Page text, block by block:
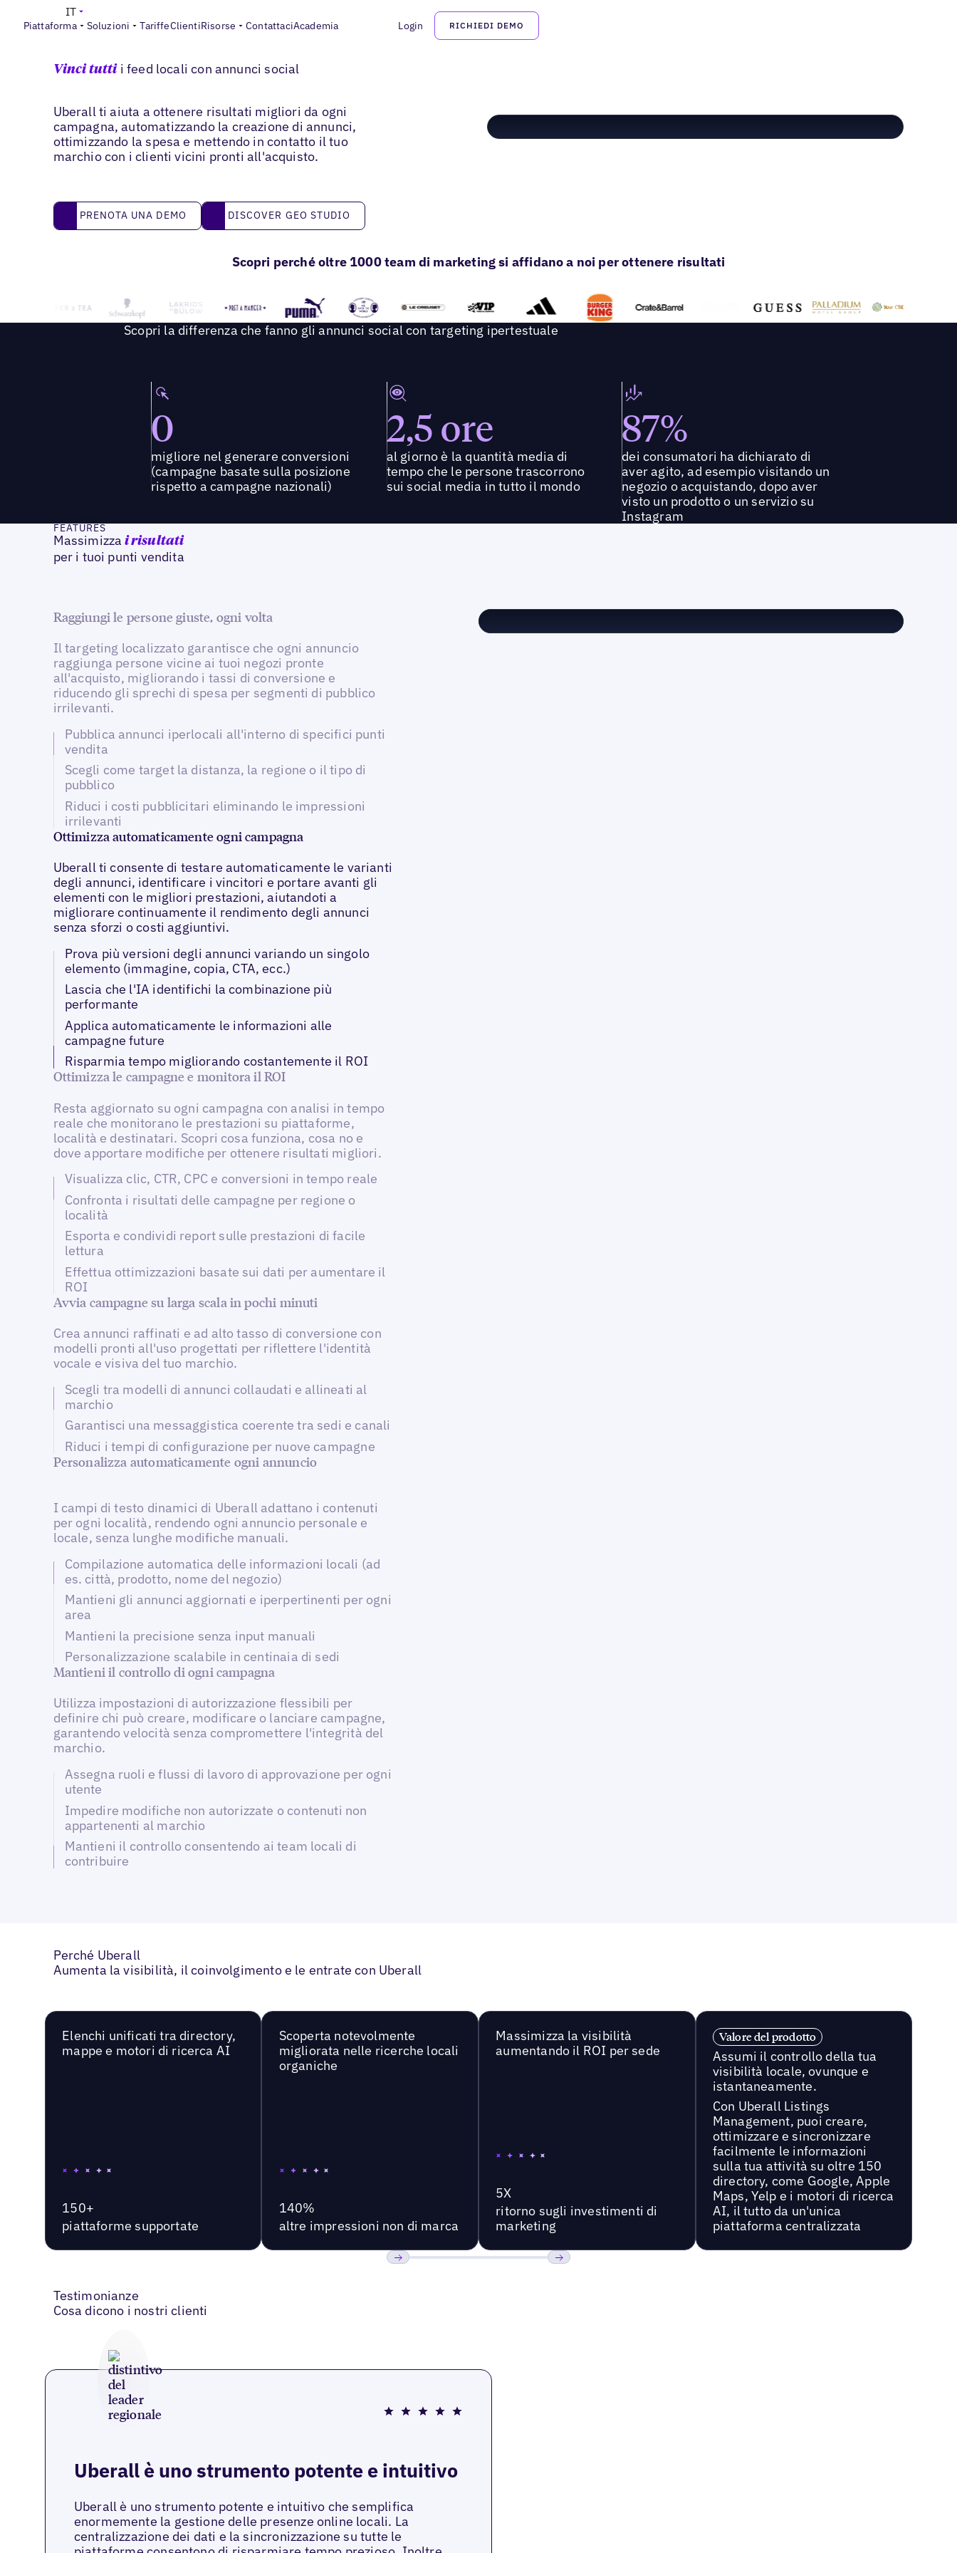
Piattaforma Soluzioni TariffeClientiRisorse ContattaciAcademia Login RICHIEDI DEMO
IT
Pubblicitá sui social
Vinci tuttii feed locali con annunci social
Uberall ti aiuta a ottenere risultati migliori da ogni
campagna, automatizzando la creazione di annunci,
ottimizzando la spesa e mettendo in contatto il tuo
marchio con i clienti vicini pronti all'acquisto.
Prenota una demo
PRENOTA UNA DEMO Discover GEO Studio
DISCOVER GEO STUDIO
Scopri perché oltre 1000 team di marketing si affidano a noi per ottenere risultati
Scopri la differenza che fanno gli annunci social con targeting ipertestuale
0
migliore nel generare conversioni
(campagne basate sulla posizione
rispetto a campagne nazionali)
2,5 ore
al giorno è la quantità media di
tempo che le persone trascorrono
sui social media in tutto il mondo
87%
dei consumatori ha dichiarato di
aver agito, ad esempio visitando un
negozio o acquistando, dopo aver
visto un prodotto o un servizio su
Instagram
FEATURES
Massimizza i risultati
per i tuoi punti vendita
Raggiungi le persone giuste, ogni volta
Il targeting localizzato garantisce che ogni annuncio
raggiunga persone vicine ai tuoi negozi pronte
all'acquisto, migliorando i tassi di conversione e
riducendo gli sprechi di spesa per segmenti di pubblico
irrilevanti.
Pubblica annunci iperlocali all'interno di specifici punti
vendita
Scegli come target la distanza, la regione o il tipo di
pubblico
Riduci i costi pubblicitari eliminando le impressioni
irrilevanti
Ottimizza automaticamente ogni campagna
Uberall ti consente di testare automaticamente le varianti
degli annunci, identificare i vincitori e portare avanti gli
elementi con le migliori prestazioni, aiutandoti a
migliorare continuamente il rendimento degli annunci
senza sforzi o costi aggiuntivi.
Prova più versioni degli annunci variando un singolo
elemento (immagine, copia, CTA, ecc.)
Lascia che l'IA identifichi la combinazione più
performante
Applica automaticamente le informazioni alle
campagne future
Risparmia tempo migliorando costantemente il ROI
Ottimizza le campagne e monitora il ROI
Resta aggiornato su ogni campagna con analisi in tempo
reale che monitorano le prestazioni su piattaforme,
località e destinatari. Scopri cosa funziona, cosa no e
dove apportare modifiche per ottenere risultati migliori.
Visualizza clic, CTR, CPC e conversioni in tempo reale
Confronta i risultati delle campagne per regione o
località
Esporta e condividi report sulle prestazioni di facile
lettura
Effettua ottimizzazioni basate sui dati per aumentare il
ROI
Avvia campagne su larga scala in pochi minuti
Crea annunci raffinati e ad alto tasso di conversione con
modelli pronti all'uso progettati per riflettere l'identità
vocale e visiva del tuo marchio.
Scegli tra modelli di annunci collaudati e allineati al
marchio
Garantisci una messaggistica coerente tra sedi e canali
Riduci i tempi di configurazione per nuove campagne
Personalizza automaticamente ogni annuncio
I campi di testo dinamici di Uberall adattano i contenuti
per ogni località, rendendo ogni annuncio personale e
locale, senza lunghe modifiche manuali.
Compilazione automatica delle informazioni locali (ad
es. città, prodotto, nome del negozio)
Mantieni gli annunci aggiornati e iperpertinenti per ogni
area
Mantieni la precisione senza input manuali
Personalizzazione scalabile in centinaia di sedi
Mantieni il controllo di ogni campagna
Utilizza impostazioni di autorizzazione flessibili per
definire chi può creare, modificare o lanciare campagne,
garantendo velocità senza compromettere l'integrità del
marchio.
Assegna ruoli e flussi di lavoro di approvazione per ogni
utente
Impedire modifiche non autorizzate o contenuti non
appartenenti al marchio
Mantieni il controllo consentendo ai team locali di
contribuire
Perché Uberall
Aumenta la visibilità, il coinvolgimento e le entrate con Uberall
Elenchi unificati tra directory,
mappe e motori di ricerca AI
150+
piattaforme supportate
Scoperta notevolmente
migliorata nelle ricerche locali
organiche
140%
altre impressioni non di marca
Massimizza la visibilità
aumentando il ROI per sede
5X
ritorno sugli investimenti di
marketing
Valore del prodotto
Assumi il controllo della tua
visibilità locale, ovunque e
istantaneamente.
Con Uberall Listings
Management, puoi creare,
ottimizzare e sincronizzare
facilmente le informazioni
sulla tua attività su oltre 150
directory, come Google, Apple
Maps, Yelp e i motori di ricerca
AI, il tutto da un'unica
piattaforma centralizzata
Testimonianze
Cosa dicono i nostri clienti
Uberall è uno strumento potente e intuitivo
Uberall è uno strumento potente e intuitivo che semplifica
enormemente la gestione delle presenze online locali. La
centralizzazione dei dati e la sincronizzazione su tutte le